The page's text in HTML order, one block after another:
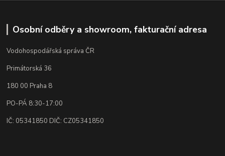
Osobní odběry a showroom, fakturační adresa
Vodohospodářská správa ČR
Primátorská 36
180 00 Praha 8
PO-PÁ 8:30-17:00
IČ: 05341850 DIČ: CZ05341850